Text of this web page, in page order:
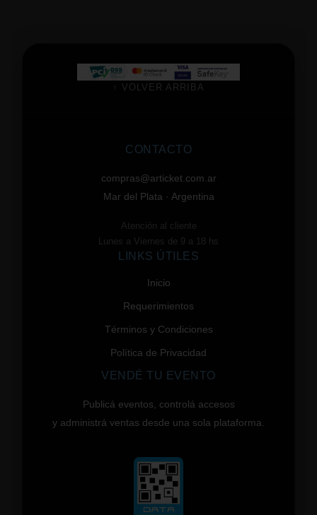
↑ VOLVER ARRIBA
CONTACTO
compras@articket.com.ar
Mar del Plata · Argentina
Atención al cliente
Lunes a Viernes de 9 a 18 hs
LINKS ÚTILES
Inicio
Requerimientos
Términos y Condiciones
Política de Privacidad
VENDÉ TU EVENTO
Publicá eventos, controlá accesos
y administrá ventas desde una sola plataforma.